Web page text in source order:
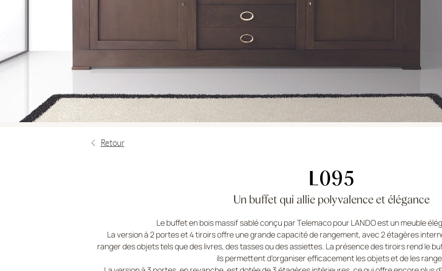
Retour
L095
Un buffet qui allie polyvalence et élégance
Le buffet en bois massif sablé conçu par Telemaco pour LANDO est un meuble
La version à 2 portes et 4 tiroirs offre une grande capacité de rangement, avec 2 étagères
ranger des objets tels que des livres, des tasses ou des assiettes. La présence des tiroirs rend le
ils permettent d'organiser efficacement les objets et de les